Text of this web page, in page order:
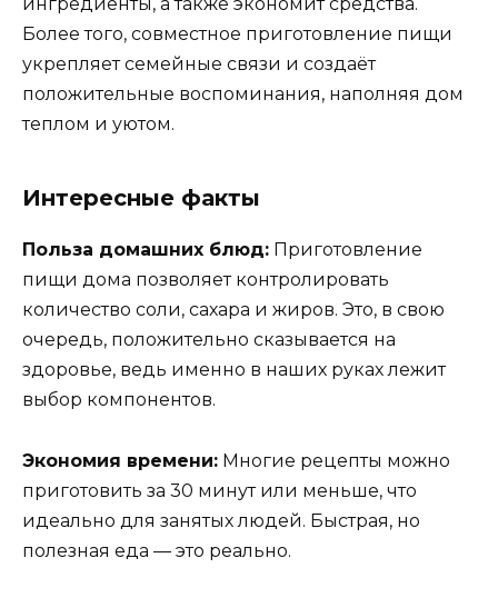
ингредиенты, а также экономит средства.
Более того, совместное приготовление пищи
укрепляет семейные связи и создаёт
положительные воспоминания, наполняя дом
теплом и уютом.
Интересные факты
Польза домашних блюд: Приготовление
пищи дома позволяет контролировать
количество соли, сахара и жиров. Это, в свою
очередь, положительно сказывается на
здоровье, ведь именно в наших руках лежит
выбор компонентов.
Экономия времени: Многие рецепты можно
приготовить за 30 минут или меньше, что
идеально для занятых людей. Быстрая, но
полезная еда — это реально.